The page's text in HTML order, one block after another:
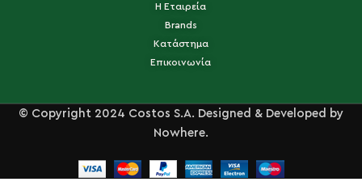
Η Εταιρεία
Brands
Κατάστημα
Επικοινωνία
© Copyright 2024 Costos S.A. Designed & Developed by
Nowhere.